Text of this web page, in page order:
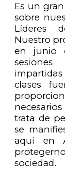
Es un
sobre
Líderes
Nuestro
en junio
clases
trata de
se
aquí en
sociedad.